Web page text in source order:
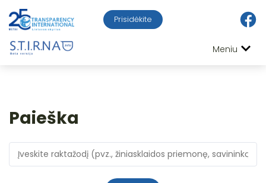
Prisidėkite
Meniu
Paieška